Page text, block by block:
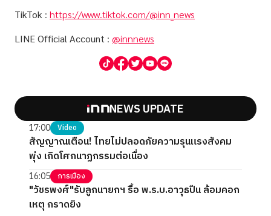
TikTok : https://www.tiktok.com/@inn_news
LINE Official Account : @innnews
NEWS UPDATE
17:00 Video
สัญญาณเตือน! ไทยไม่ปลอดภัยความรุนแรงสังคม
พุ่ง เกิดโศกนาฏกรรมต่อเนื่อง
16:05 การเมือง
"วัชรพงศ์"รับลูกนายกฯ รื้อ พ.ร.บ.อาวุธปืน ล้อมคอก
เหตุ กราดยิง